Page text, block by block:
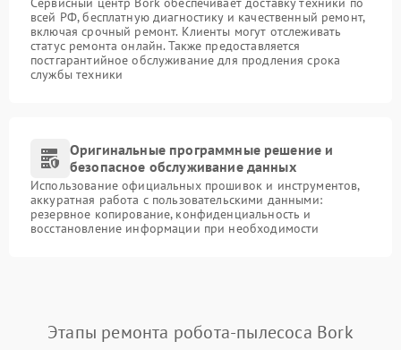
всей РФ, бесплатную диагностику и качественный ремонт,
включая срочный ремонт. Клиенты могут отслеживать
статус ремонта онлайн. Также предоставляется
постгарантийное обслуживание для продления срока
службы техники
Оригинальные программные решение и
безопасное обслуживание данных
Использование официальных прошивок и инструментов,
аккуратная работа с пользовательскими данными:
резервное копирование, конфиденциальность и
восстановление информации при необходимости
Этапы ремонта робота-пылесоса Bork